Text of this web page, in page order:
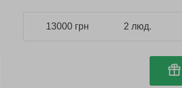
13000 грн 2 люд.